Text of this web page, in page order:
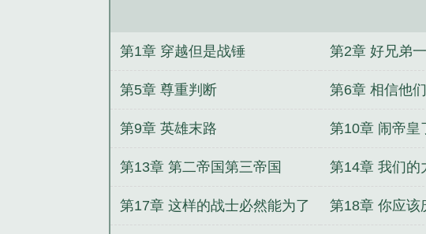
陈玉书从走阴斗
第1章 穿越但是战锤 第2章 好兄弟
第5章 尊重判断 第6章 相信他们
第9章 英雄末路 第10章 闹帝皇
第13章 第二帝国第三帝国 第14章 我们的
第17章 这样的战士必然能为了 第18章 你应该